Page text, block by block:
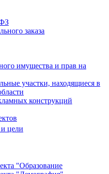
заказа
имущества и прав на
участки, находящиеся в
конструкций
цели
"Образование